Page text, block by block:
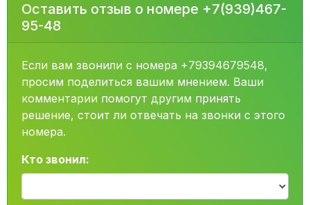
Оставить отзыв о номере +7(939)467-
95-48
Если вам звонили с номера +79394679548,
просим поделиться вашим мнением. Ваши
комментарии помогут другим принять
решение, стоит ли отвечать на звонки с этого
номера.
Кто звонил: